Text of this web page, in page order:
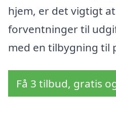
hjem, er det vigtigt
forventninger til
med en tilbygning til
Få 3 tilbud, gratis